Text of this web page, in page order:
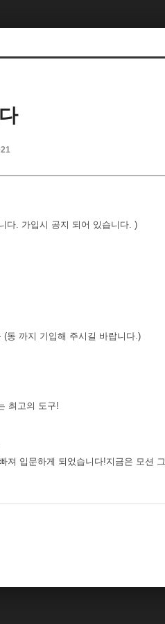
다. 가입시 공지 되어 있습니다. )
동 까지 기입해 주시길 바랍니다.)
최고의 도구!
져 입문하게 되었습니다!지금은 모션